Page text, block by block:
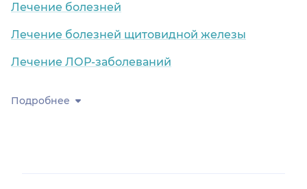
Лечение болезней
Лечение болезней щитовидной железы
Лечение ЛОР-заболеваний
Подробнее